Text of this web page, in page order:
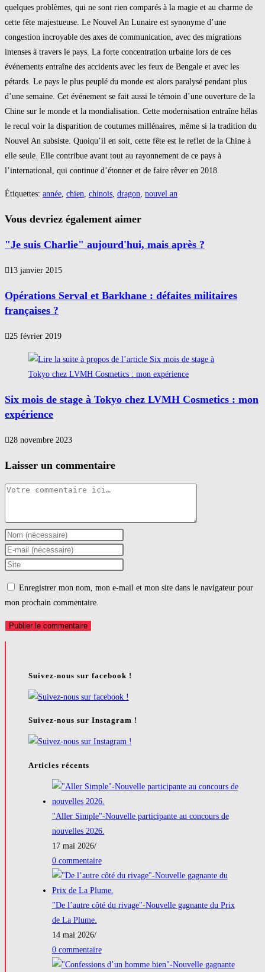
quelques problèmes, qui ne sont rien comparés à la magie et au charme de
cette fête majestueuse. Le Nouvel An Lunaire est synonyme d’une
congestion incroyable des axes de communication, avec des migrations
intenses à travers le pays. La forte concentration urbaine lors de ces
événements entraîne des accidents avec les feux de Bengale et avec les
pétards. Le pays le plus peuplé du monde est alors paralysé pendant plus
d’une semaine. Cet événement se fait aussi le témoin d’une ouverture de la
Chine sur le monde et la mondialisation. Cette modernisation entraîne hélas
le recul voir la disparition de coutumes millénaires, même si la tradition du
Nouvel An subsiste. Quoiqu’il en soit, cette fête est le reflet de la Chine à
elle seule. Elle contribue avant tout au rayonnement de ce pays à
l’international, qui continue d’étonner et de faire rêver en 2018.
Étiquettes: année, chien, chinois, dragon, nouvel an
Vous devriez également aimer
"Je suis Charlie" aujourd'hui, mais après ?
13 janvier 2015
Opérations Serval et Barkhane : défaites militaires
françaises ?
25 février 2019
Six mois de stage à Tokyo chez LVMH Cosmetics : mon
expérience
28 novembre 2023
Laisser un commentaire
Comment
Enter
your
name
username
comment
Enter
your
comment
Saisir
site
Enregistrer mon nom, mon e-mail et mon site dans le navigateur pour
mon prochain commentaire.
Suivez-nous sur facebook !
Suivez-nous sur Instagram !
Articles récents
"Aller Simple"-Nouvelle participante au concours de
nouvelles 2026.
17 mai 2026/
0 commentaire
"De l’autre côté du rivage"-Nouvelle gagnante du Prix
de La Plume.
14 mai 2026/
0 commentaire